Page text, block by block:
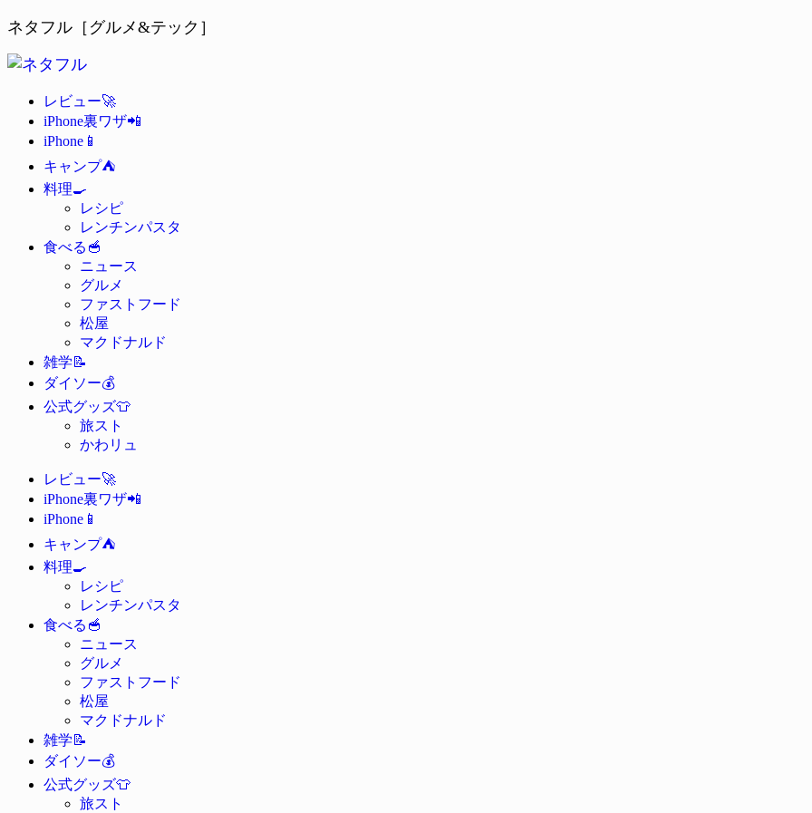
ネタフル［グルメ&テック］
レビュー🚀
iPhone裏ワザ📲
iPhone 📱
キャンプ⛺
料理🍳
レシピ
レンチンパスタ
食べる 🥣
ニュース
グルメ
ファストフード
松屋
マクドナルド
雑学📝
ダイソー💰
公式グッズ👕
旅スト
かわリュ
レビュー🚀
iPhone裏ワザ📲
iPhone 📱
キャンプ⛺
料理🍳
レシピ
レンチンパスタ
食べる 🥣
ニュース
グルメ
ファストフード
松屋
マクドナルド
雑学📝
ダイソー💰
公式グッズ👕
旅スト